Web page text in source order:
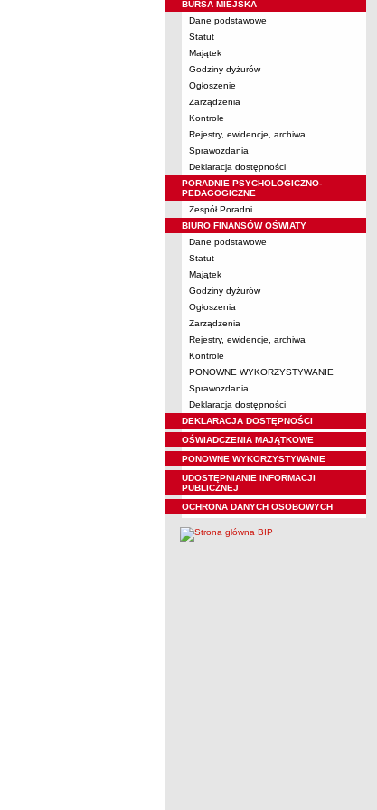
BURSA MIEJSKA
Dane podstawowe
Statut
Majątek
Godziny dyżurów
Ogłoszenie
Zarządzenia
Kontrole
Rejestry, ewidencje, archiwa
Sprawozdania
Deklaracja dostępności
PORADNIE PSYCHOLOGICZNO-
PEDAGOGICZNE
Zespół Poradni
BIURO FINANSÓW OŚWIATY
Dane podstawowe
Statut
Majątek
Godziny dyżurów
Ogłoszenia
Zarządzenia
Rejestry, ewidencje, archiwa
Kontrole
PONOWNE WYKORZYSTYWANIE
Sprawozdania
Deklaracja dostępności
DEKLARACJA DOSTĘPNOŚCI
OŚWIADCZENIA MAJĄTKOWE
PONOWNE WYKORZYSTYWANIE
UDOSTĘPNIANIE INFORMACJI
PUBLICZNEJ
OCHRONA DANYCH OSOBOWYCH